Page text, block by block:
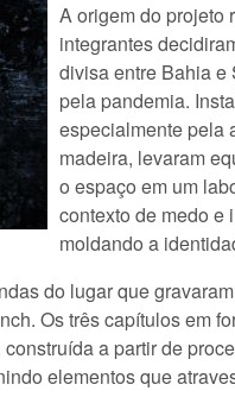
A origem do projeto
integrantes
divisa entre Bahia e
pela pandemia.
especialmente pela
madeira, levaram
o espaço em um
contexto de medo e
moldando a
do lugar que
Os três capítulos em
a partir de
elementos que